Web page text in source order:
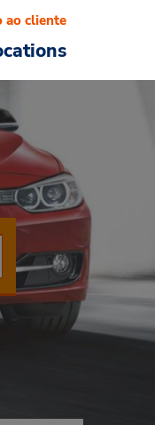
ao cliente